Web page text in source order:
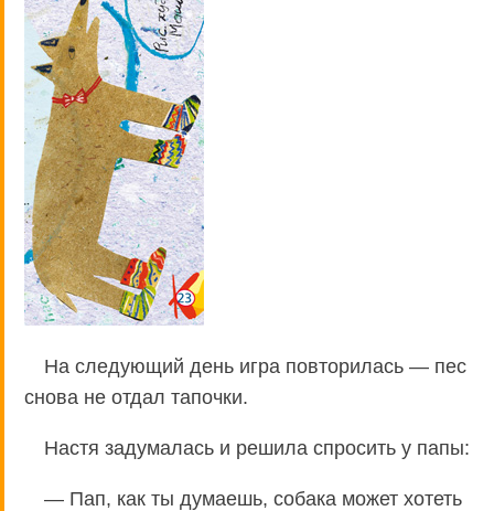
На следующий день игра повторилась — пес
снова не отдал тапочки.
Настя задумалась и решила спросить у папы:
— Пап, как ты думаешь, собака может хотеть